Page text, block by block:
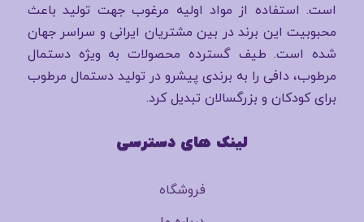
است. استفاده از مواد اولیه مرغوب جهت تولید باعث
محبوبیت این برند در بین مشتریان ایرانی و سراسر جهان
شده است. طیف گسترده محصولات به ویژه دستمال
مرطوب، دافی را به برندی پیشرو در تولید دستمال مرطوب
برای کودکان و بزرگسالان تبدیل کرد.
لینک های دسترسی
فروشگاه